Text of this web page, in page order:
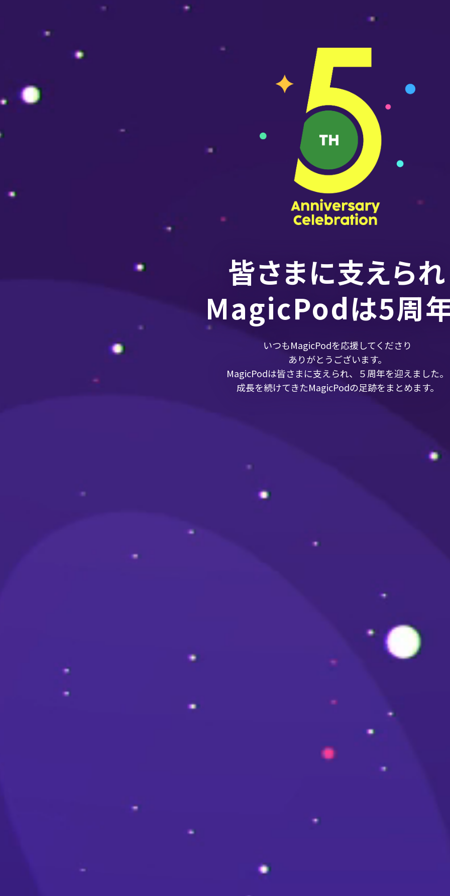
皆さまに支えられ
MagicPodは5周年
いつもMagicPodを応援してくださり
ありがとうございます。
MagicPodは皆さまに支えられ、５周年を迎えました。
成長を続けてきたMagicPodの足跡をまとめます。